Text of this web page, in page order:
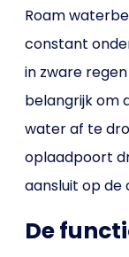
Roam
constant
in zware
belangrijk om
water af te
oplaadpoort
aansluit op de
De